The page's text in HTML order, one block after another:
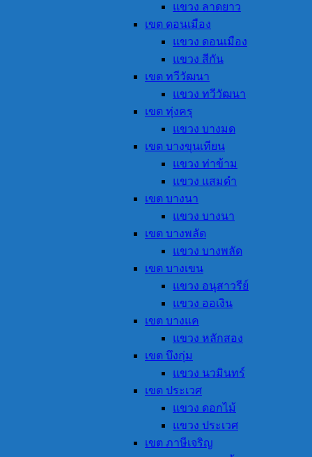
แขวง ลาดยาว
เขต ดอนเมือง
แขวง ดอนเมือง
แขวง สีกัน
เขต ทวีวัฒนา
แขวง ทวีวัฒนา
เขต ทุ่งครุ
แขวง บางมด
เขต บางขุนเทียน
แขวง ท่าข้าม
แขวง แสมดำ
เขต บางนา
แขวง บางนา
เขต บางพลัด
แขวง บางพลัด
เขต บางเขน
แขวง อนุสาวรีย์
แขวง ออเงิน
เขต บางแค
แขวง หลักสอง
เขต บึงกุ่ม
แขวง นวมินทร์
เขต ประเวศ
แขวง ดอกไม้
แขวง ประเวศ
เขต ภาษีเจริญ